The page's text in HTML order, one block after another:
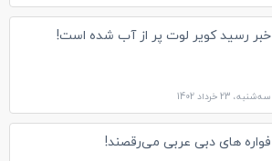
خبر رسید کویر لوت پر از آب شده است!
سه‌شنبه، 23 خرداد 1402
فواره های دبی عربی می‌رقصند!